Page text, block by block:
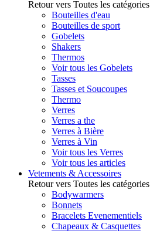
Retour vers Toutes les catégories
Bouteilles d'eau
Bouteilles de sport
Gobelets
Shakers
Thermos
Voir tous les Gobelets
Tasses
Tasses et Soucoupes
Thermo
Verres
Verres a the
Verres à Bière
Verres à Vin
Voir tous les Verres
Voir tous les articles
Vetements & Accessoires
Retour vers Toutes les catégories
Bodywarmers
Bonnets
Bracelets Evenementiels
Chapeaux & Casquettes